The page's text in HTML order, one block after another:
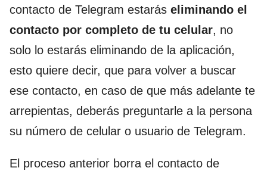
contacto de Telegram estarás eliminando el
contacto por completo de tu celular, no
solo lo estarás eliminando de la aplicación,
esto quiere decir, que para volver a buscar
ese contacto, en caso de que más adelante te
arrepientas, deberás preguntarle a la persona
su número de celular o usuario de Telegram.
El proceso anterior borra el contacto de